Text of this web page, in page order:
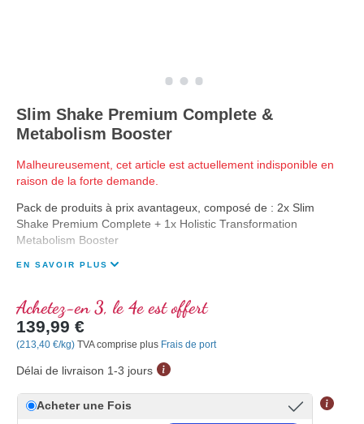
Slim Shake Premium Complete &
Metabolism Booster
Malheureusement, cet article est actuellement indisponible en
raison de la forte demande.
Pack de produits à prix avantageux, composé de : 2x Slim
Shake Premium Complete + 1x Holistic Transformation
Metabolism Booster
EN SAVOIR PLUS
Achetez-en 3, le 4e est offert
139,99 €
(213,40 €/kg) TVA comprise plus Frais de port
Délai de livraison 1-3 jours
Acheter une Fois